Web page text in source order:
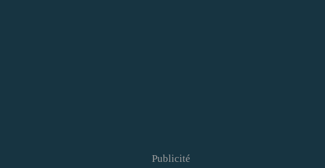
Publicité